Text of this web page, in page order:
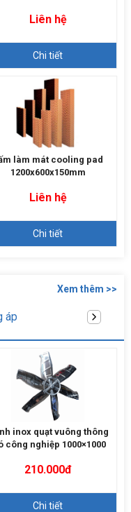
Liên hệ
Chi tiết
làm mát cooling pad
1200x600x150mm
Liên hệ
Chi tiết
Xem thêm >>
làm mát
inox quạt vuông thông
công nghiệp 1000×1000
210.000đ
Chi tiết